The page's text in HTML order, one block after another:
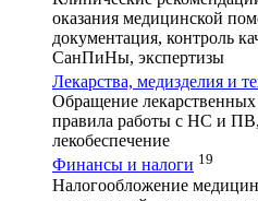
оказания медицинской
документация, контроль
СанПиНы, экспертизы
Лекарства, медизделия и
Обращение лекарственных
правила работы с НС и ПВ,
лекобеспечение
Финансы и налоги 19
Налогообложение